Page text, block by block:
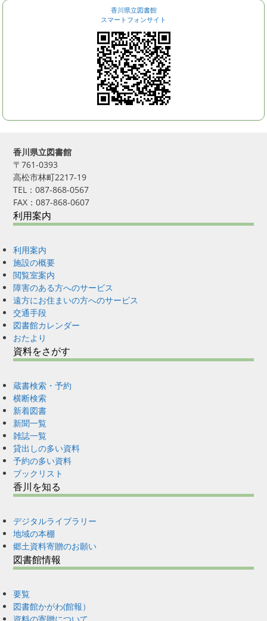
香川県立図書館
スマートフォンサイト
香川県立図書館
〒761-0393
高松市林町2217-19
TEL：087-868-0567
FAX：087-868-0607
利用案内
利用案内
施設の概要
閲覧室案内
障害のある方へのサービス
遠方にお住まいの方へのサービス
交通手段
図書館カレンダー
おたより
資料をさがす
蔵書検索・予約
横断検索
新着図書
新聞一覧
雑誌一覧
貸出しの多い資料
予約の多い資料
ブックリスト
香川を知る
デジタルライブラリー
地域の本棚
郷土資料寄贈のお願い
図書館情報
要覧
図書館かがわ(館報）